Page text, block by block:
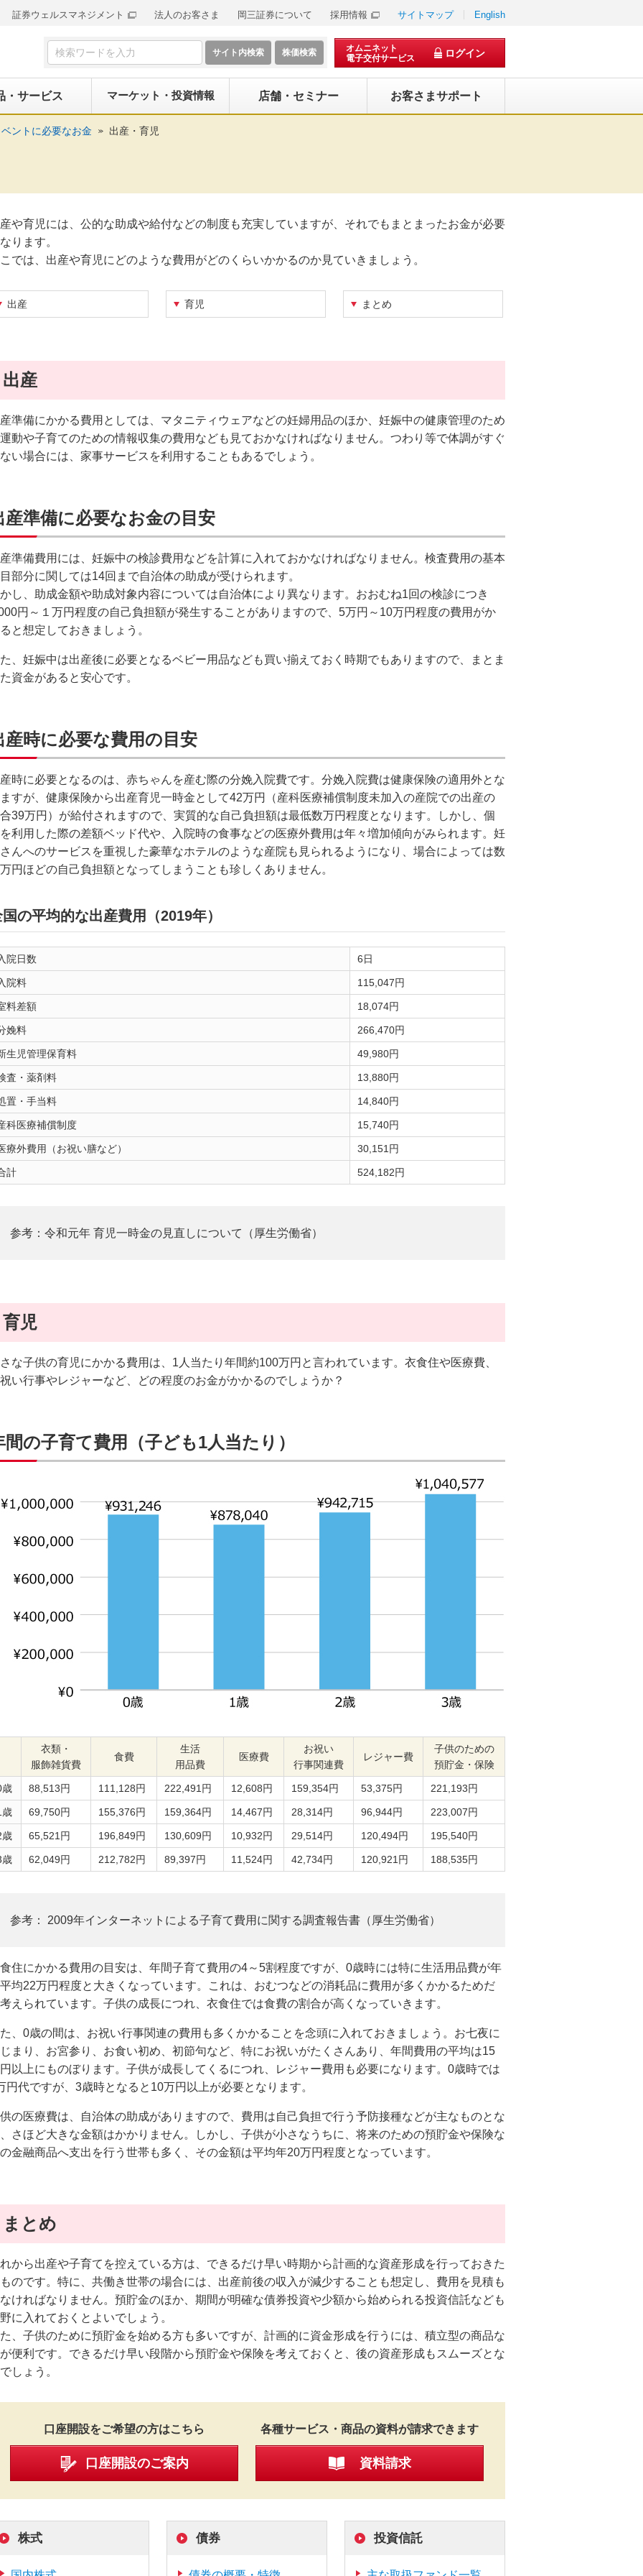
証券ウェルスマネジメント 法人のお客さま 岡三証券について 採用情報 サイトマップ English
検索フォーム
オムニネット
電子交付サービス
ログイン
・サービス マーケット・投資情報 店舗・セミナー お客さまサポート
ントに必要なお金 出産・育児
や育児には、公的な助成や給付などの制度も充実していますが、それでもまとまったお金が必要
ります。
では、出産や育児にどのような費用がどのくらいかかるのか見ていきましょう。
出産 育児 まとめ
出産
準備にかかる費用としては、マタニティウェアなどの妊婦用品のほか、妊娠中の健康管理のため
動や子育てのための情報収集の費用なども見ておかなければなりません。つわり等で体調がすぐ
い場合には、家事サービスを利用することもあるでしょう。
産準備に必要なお金の目安
準備費用には、妊娠中の検診費用などを計算に入れておかなければなりません。検査費用の基本
部分に関しては14回まで自治体の助成が受けられます。
し、助成金額や助成対象内容については自治体により異なります。おおむね1回の検診につき
円～１万円程度の自己負担額が発生することがありますので、5万円～10万円程度の費用がか
と想定しておきましょう。
、妊娠中は出産後に必要となるベビー用品なども買い揃えておく時期でもありますので、まとま
資金があると安心です。
産時に必要な費用の目安
時に必要となるのは、赤ちゃんを産む際の分娩入院費です。分娩入院費は健康保険の適用外とな
すが、健康保険から出産育児一時金として42万円（産科医療補償制度未加入の産院での出産の
39万円）が給付されますので、実質的な自己負担額は最低数万円程度となります。しかし、個
利用した際の差額ベッド代や、入院時の食事などの医療外費用は年々増加傾向がみられます。妊
んへのサービスを重視した豪華なホテルのような産院も見られるようになり、場合によっては数
円ほどの自己負担額となってしまうことも珍しくありません。
の平均的な出産費用（2019年）
院日数 6日
院料 115,047円
料差額 18,074円
娩料 266,470円
生児管理保育料 49,980円
査・薬剤料 13,880円
置・手当料 14,840円
科医療補償制度 15,740円
療外費用（お祝い膳など） 30,151円
計 524,182円
参考：令和元年 育児一時金の見直しについて（厚生労働省）
育児
な子供の育児にかかる費用は、1人当たり年間約100万円と言われています。衣食住や医療費、
い行事やレジャーなど、どの程度のお金がかかるのでしょうか？
間の子育て費用（子ども1人当たり）
衣類・
服飾雑貨費
食費
生活
用品費
医療費
お祝い
行事関連費
レジャー費
子供のための
預貯金・保険
歳 88,513円 111,128円 222,491円 12,608円 159,354円 53,375円 221,193円
歳 69,750円 155,376円 159,364円 14,467円 28,314円 96,944円 223,007円
歳 65,521円 196,849円 130,609円 10,932円 29,514円 120,494円 195,540円
歳 62,049円 212,782円 89,397円 11,524円 42,734円 120,921円 188,535円
参考： 2009年インターネットによる子育て費用に関する調査報告書（厚生労働省）
住にかかる費用の目安は、年間子育て費用の4～5割程度ですが、0歳時には特に生活用品費が年
均22万円程度と大きくなっています。これは、おむつなどの消耗品に費用が多くかかるためだ
えられています。子供の成長につれ、衣食住では食費の割合が高くなっていきます。
、0歳の間は、お祝い行事関連の費用も多くかかることを念頭に入れておきましょう。お七夜に
まり、お宮参り、お食い初め、初節句など、特にお祝いがたくさんあり、年間費用の平均は15
以上にものぼります。子供が成長してくるにつれ、レジャー費用も必要になります。0歳時では
円代ですが、3歳時となると10万円以上が必要となります。
の医療費は、自治体の助成がありますので、費用は自己負担で行う予防接種などが主なものとな
さほど大きな金額はかかりません。しかし、子供が小さなうちに、将来のための預貯金や保険な
金融商品へ支出を行う世帯も多く、その金額は平均年20万円程度となっています。
まとめ
から出産や子育てを控えている方は、できるだけ早い時期から計画的な資産形成を行っておきた
のです。特に、共働き世帯の場合には、出産前後の収入が減少することも想定し、費用を見積も
ければなりません。預貯金のほか、期間が明確な債券投資や少額から始められる投資信託なども
に入れておくとよいでしょう。
、子供のために預貯金を始める方も多いですが、計画的に資金形成を行うには、積立型の商品な
便利です。できるだけ早い段階から預貯金や保険を考えておくと、後の資産形成もスムーズとな
しょう。
口座開設をご希望の方はこちら
口座開設のご案内
各種サービス・商品の資料が請求できます
資料請求
株式 債券 投資信託